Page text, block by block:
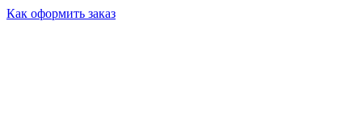
Как оформить заказ